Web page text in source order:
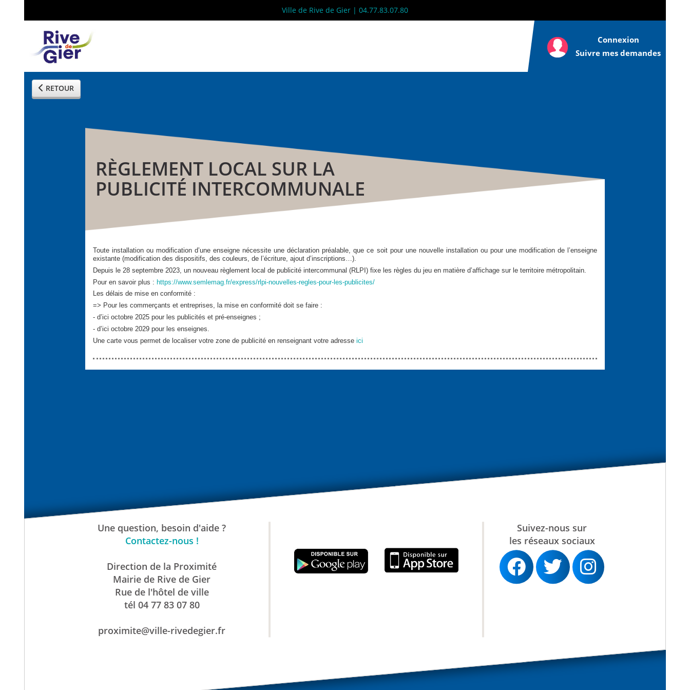
Ville de Rive de Gier | 04.77.83.07.80
Connexion
Suivre mes demandes
RETOUR
RÈGLEMENT LOCAL SUR LA
PUBLICITÉ INTERCOMMUNALE
Toute installation ou modification d’une enseigne nécessite une déclaration préalable, que ce soit pour une nouvelle installation ou pour une modification de l’enseigne
existante (modification des dispositifs, des couleurs, de l’écriture, ajout d’inscriptions…).
Depuis le 28 septembre 2023, un nouveau règlement local de publicité intercommunal (RLPI) fixe les règles du jeu en matière d’affichage sur le territoire métropolitain.
Pour en savoir plus :https://www.semlemag.fr/express/rlpi-nouvelles-regles-pour-les-publicites/
Les délais de mise en conformité :
=> Pour les commerçants et entreprises, la mise en conformité doit se faire :
- d’ici octobre 2025 pour les publicités et pré-enseignes ;
- d’ici octobre 2029 pour les enseignes.
Une carte vous permet de localiser votre zone de publicité en renseignant votre adresse ici
Une question, besoin d'aide ?
Contactez-nous !
Direction de la Proximité
Mairie de Rive de Gier
Rue de l'hôtel de ville
tél 04 77 83 07 80
proximite@ville-rivedegier.fr
Suivez-nous sur
les réseaux sociaux